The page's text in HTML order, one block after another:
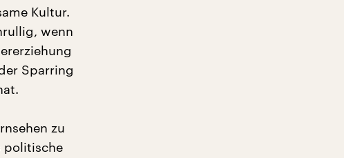
Kultur.
wenn
Sparring
zu
politische